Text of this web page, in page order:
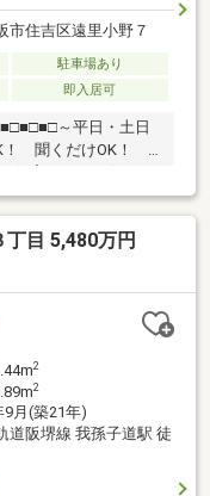
市住吉区遠里小野７
駐車場あり
即入居可
～平日・土日
！ 聞くだけOK！
住宅ローンの仕組み
せて頂きます♪当日の
にお問い合わせ下さ
まで！
目 5,480万円
2
2
9月(築21年)
道阪堺線 我孫子道駅 徒